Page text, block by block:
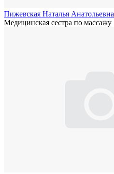
Пижевская Наталья Анатольевна
Медицинская сестра по массажу